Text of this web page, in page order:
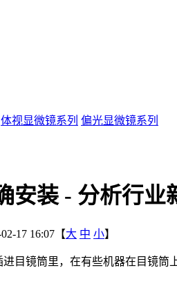
体视显微镜系列 偏光显微镜系列
安装 - 分析行业
17 16:07【大 中 小】
目镜筒里，在有些机器在目镜筒